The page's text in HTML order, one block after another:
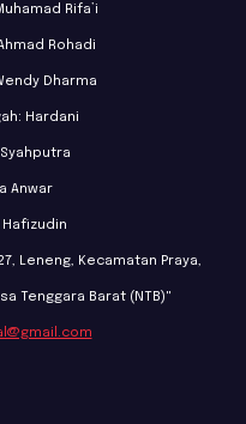
Rifa’i
Rohadi
Dharma
Hardani
Anwar
Hafizudin
Leneng, Kecamatan Praya,
Tenggara Barat (NTB)"